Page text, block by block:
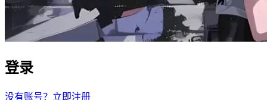
登录
没有账号？立即注册